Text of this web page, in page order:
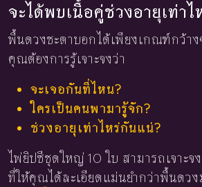
จะได้พบเนื้อคู่ช่วงอายุเท่า
พื้นดวงชะตาบอกได้เพียงเกณฑ์กว้าง
คุณต้องการรู้เจาะจงว่า
จะเจอกันที่ไหน?
ใครเป็นคนพามารู้จัก?
ช่วงอายุเท่าไหร่กันแน่?
ไพ่ยิปซีชุดใหญ่ 10 ใบ สามารถเจาะจ
ที่ให้คุณได้ละเอียดแม่นยำกว่าพื้นดวง